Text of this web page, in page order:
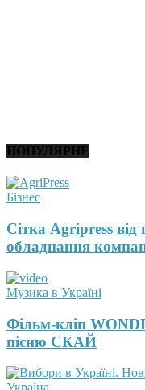
ПОПУЛЯРНЕ
Бізнес
Сітка Agripress від
обладнання
Музика в Україні
Фільм-кліп
пісню СКАЙ